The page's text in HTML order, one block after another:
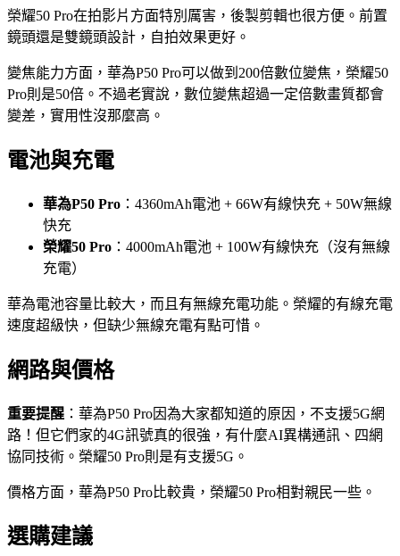
榮耀50 Pro在拍影片方面特別厲害，後製剪輯也很方便。前置
鏡頭還是雙鏡頭設計，自拍效果更好。
變焦能力方面，華為P50 Pro可以做到200倍數位變焦，榮耀50
Pro則是50倍。不過老實說，數位變焦超過一定倍數畫質都會
變差，實用性沒那麼高。
電池與充電
華為P50 Pro ：4360mAh電池 + 66W有線快充 + 50W無線
快充
榮耀50 Pro ：4000mAh電池 + 100W有線快充（沒有無線
充電）
華為電池容量比較大，而且有無線充電功能。榮耀的有線充電
速度超級快，但缺少無線充電有點可惜。
網路與價格
重要提醒 ：華為P50 Pro因為大家都知道的原因，不支援5G網
路！但它們家的4G訊號真的很強，有什麼AI異構通訊、四網
協同技術。榮耀50 Pro則是有支援5G。
價格方面，華為P50 Pro比較貴，榮耀50 Pro相對親民一些。
選購建議